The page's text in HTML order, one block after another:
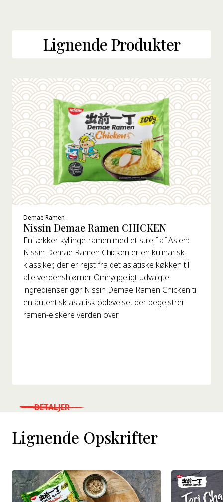
Lignende Produkter
Demae Ramen
Nissin Demae Ramen CHICKEN
En lækker kyllinge-ramen med et strejf af Asien:
Nissin Demae Ramen Chicken er en kulinarisk
klassiker, der er rejst fra det asiatiske køkken til
alle verdenshjørner. Omhyggeligt udvalgte
ingredienser gør Nissin Demae Ramen Chicken til
en autentisk asiatisk oplevelse, der begejstrer
ramen-elskere verden over.
WHERE TO BUY
DETALJER
Lignende Opskrifter